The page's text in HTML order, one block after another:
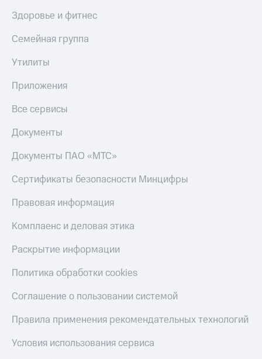
Здоровье и фитнес
Семейная группа
Утилиты
Приложения
Все сервисы
Документы
Документы ПАО «МТС»
Сертификаты безопасности Минцифры
Правовая информация
Комплаенс и деловая этика
Раскрытие информации
Политика обработки cookies
Соглашение о пользовании системой
Правила применения рекомендательных технологий
Условия использования сервиса